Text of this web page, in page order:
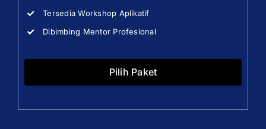
Tersedia Workshop Aplikatif
Dibimbing Mentor Profesional
Pilih Paket